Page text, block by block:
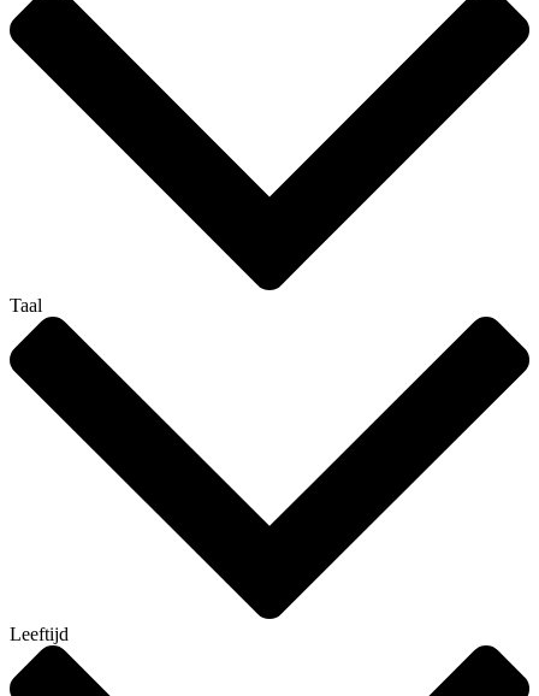
Taal
Leeftijd